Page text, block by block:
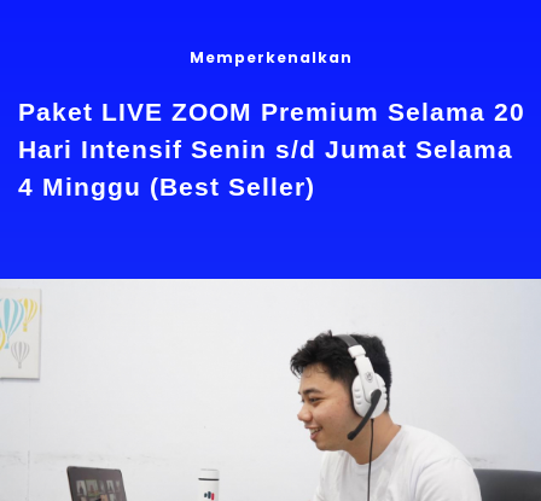
Memperkenalkan
Paket LIVE ZOOM Premium Selama 20
Hari Intensif Senin s/d Jumat Selama
4 Minggu (Best Seller)